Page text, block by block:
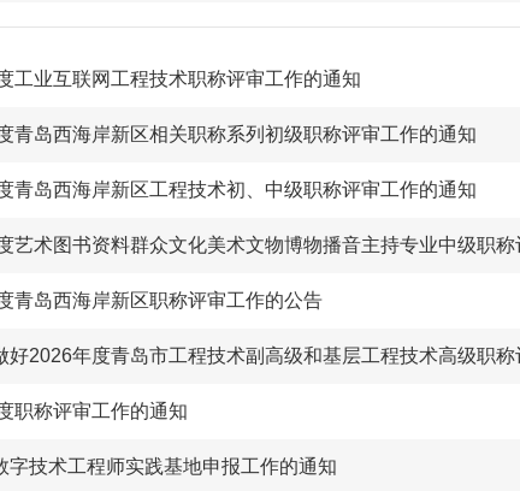
工业互联网工程技术职称评审工作的通知
青岛西海岸新区相关职称系列初级职称评审工作的通知
青岛西海岸新区工程技术初、中级职称评审工作的通知
青岛西海岸新区职称评审工作的公告
职称评审工作的通知
字技术工程师实践基地申报工作的通知